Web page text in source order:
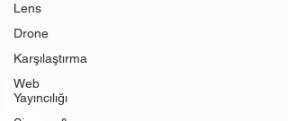
Lens
Drone
Karşılaştırma
Web
Yayıncılığı